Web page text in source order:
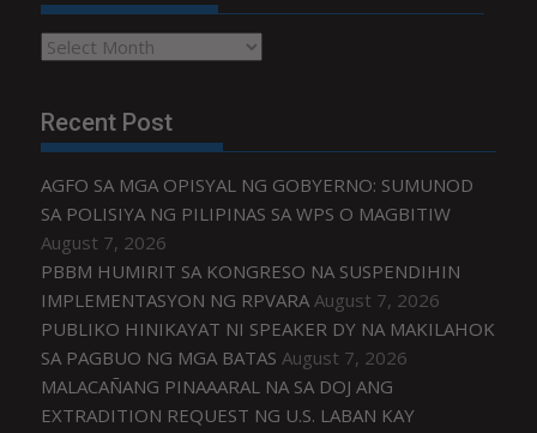
Archives
Recent Post
AGFO SA MGA OPISYAL NG GOBYERNO: SUMUNOD
SA POLISIYA NG PILIPINAS SA WPS O MAGBITIW
August 7, 2026
PBBM HUMIRIT SA KONGRESO NA SUSPENDIHIN
IMPLEMENTASYON NG RPVARA August 7, 2026
PUBLIKO HINIKAYAT NI SPEAKER DY NA MAKILAHOK
SA PAGBUO NG MGA BATAS August 7, 2026
MALACAÑANG PINAAARAL NA SA DOJ ANG
EXTRADITION REQUEST NG U.S. LABAN KAY